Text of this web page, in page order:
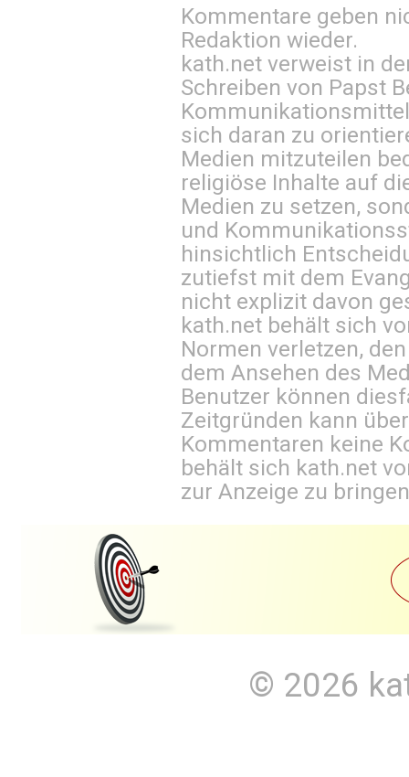
Kommentare geben
Redaktion wieder.
kath.net verweist in
Schreiben von Papst
sich daran zu
Medien mitzuteilen
religiöse Inhalte auf
Medien zu setzen,
und
hinsichtlich
zutiefst mit dem
nicht explizit davon
kath.net behält sich
Normen verletzen,
dem Ansehen des
Benutzer können
Zeitgründen kann
Kommentaren keine
behält sich kath.net
zur Anzeige zu
© 2026